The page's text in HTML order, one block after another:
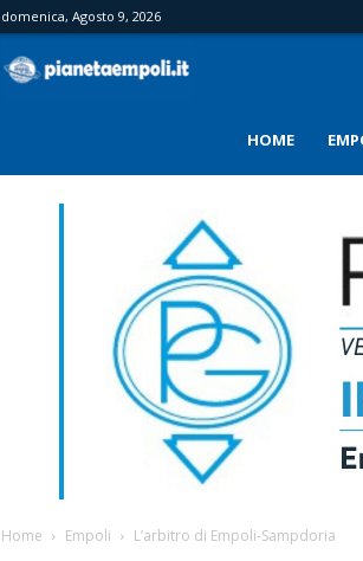
domenica, Agosto 9, 2026
HOME
Home Empoli L’arbitro di Empoli-Sampdoria